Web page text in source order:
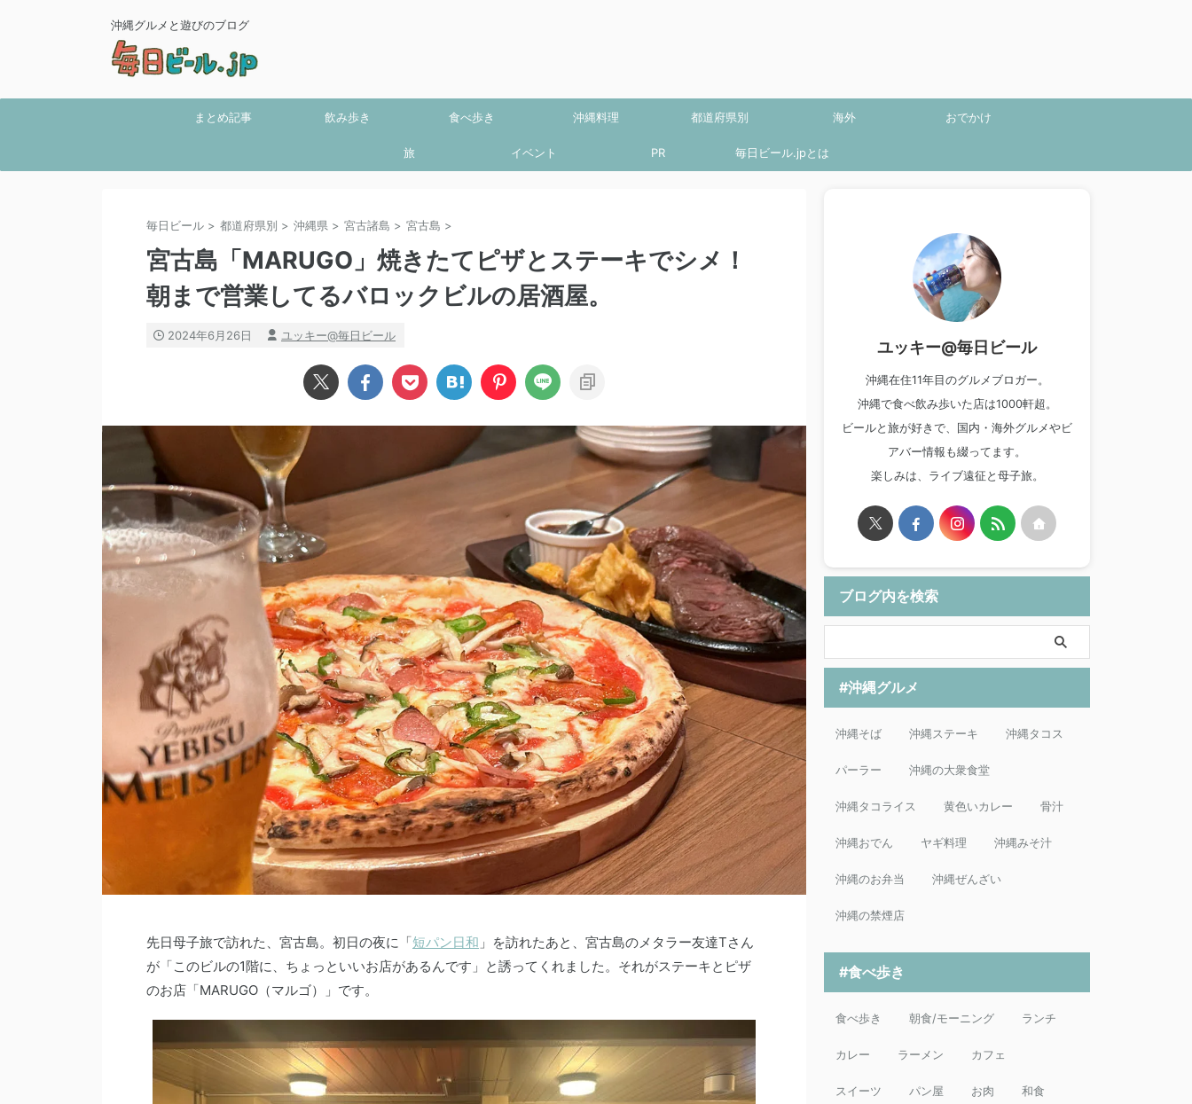
沖縄グルメと遊びのブログ
まとめ記事 飲み歩き 食べ歩き 沖縄料理 都道府県別 海外 おでかけ
旅 イベント PR 毎日ビール.jpとは
毎日ビール > 都道府県別 > 沖縄県 > 宮古諸島 > 宮古島 >
宮古島「MARUGO」焼きたてピザとステーキでシメ！
朝まで営業してるバロックビルの居酒屋。
2024年6月26日 ユッキー@毎日ビール
先日母子旅で訪れた、宮古島。初日の夜に「短パン日和 」を訪れたあと、宮古島のメタラー友達Tさん
が「このビルの1階に、ちょっといいお店があるんです」と誘ってくれました。それがステーキとピザ
のお店「MARUGO（マルゴ）」です。
ユッキー@毎日ビール
沖縄在住11年目のグルメブロガー。
沖縄で食べ飲み歩いた店は1000軒超。
ビールと旅が好きで、国内・海外グルメやビ
アバー情報も綴ってます。
楽しみは、ライブ遠征と母子旅。
ブログ内を検索
#沖縄グルメ
沖縄そば 沖縄ステーキ 沖縄タコス
パーラー 沖縄の大衆食堂
沖縄タコライス 黄色いカレー 骨汁
沖縄おでん ヤギ料理 沖縄みそ汁
沖縄のお弁当 沖縄ぜんざい
沖縄の禁煙店
#食べ歩き
食べ歩き 朝食/モーニング ランチ
カレー ラーメン カフェ
スイーツ パン屋 お肉 和食